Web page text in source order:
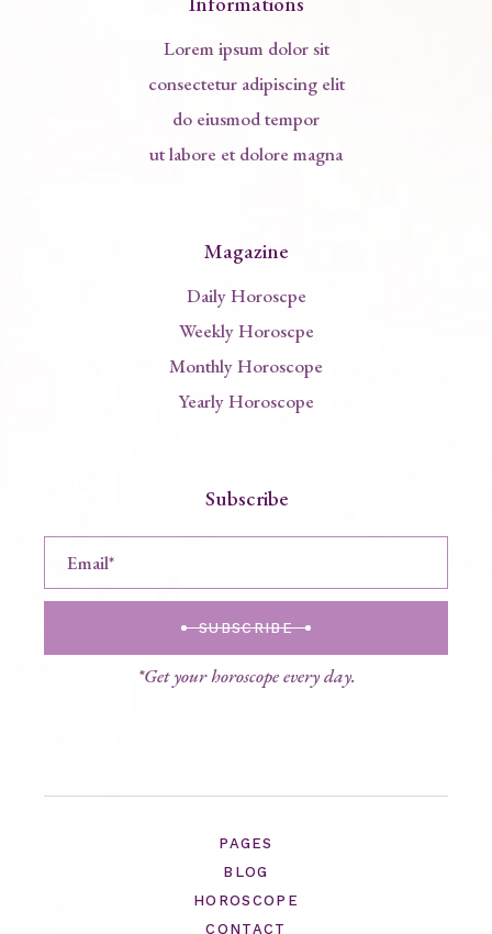
Lorem ipsum dolor sit
consectetur adipiscing elit
do eiusmod tempor
ut labore et dolore magna
Magazine
Daily Horoscpe
Weekly Horoscpe
Monthly Horoscope
Yearly Horoscope
Subscribe
SUBSCRIBE
*Get your horoscope every day.
PAGES
BLOG
HOROSCOPE
CONTACT